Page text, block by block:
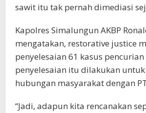
sawit itu tak pernah dimediasi
Kapolres Simalungun AKBP
mengatakan, restorative justice
penyelesaian 61 kasus
penyelesaian itu dilakukan
hubungan masyarakat dengan
“Jadi, adapun kita rencanakan